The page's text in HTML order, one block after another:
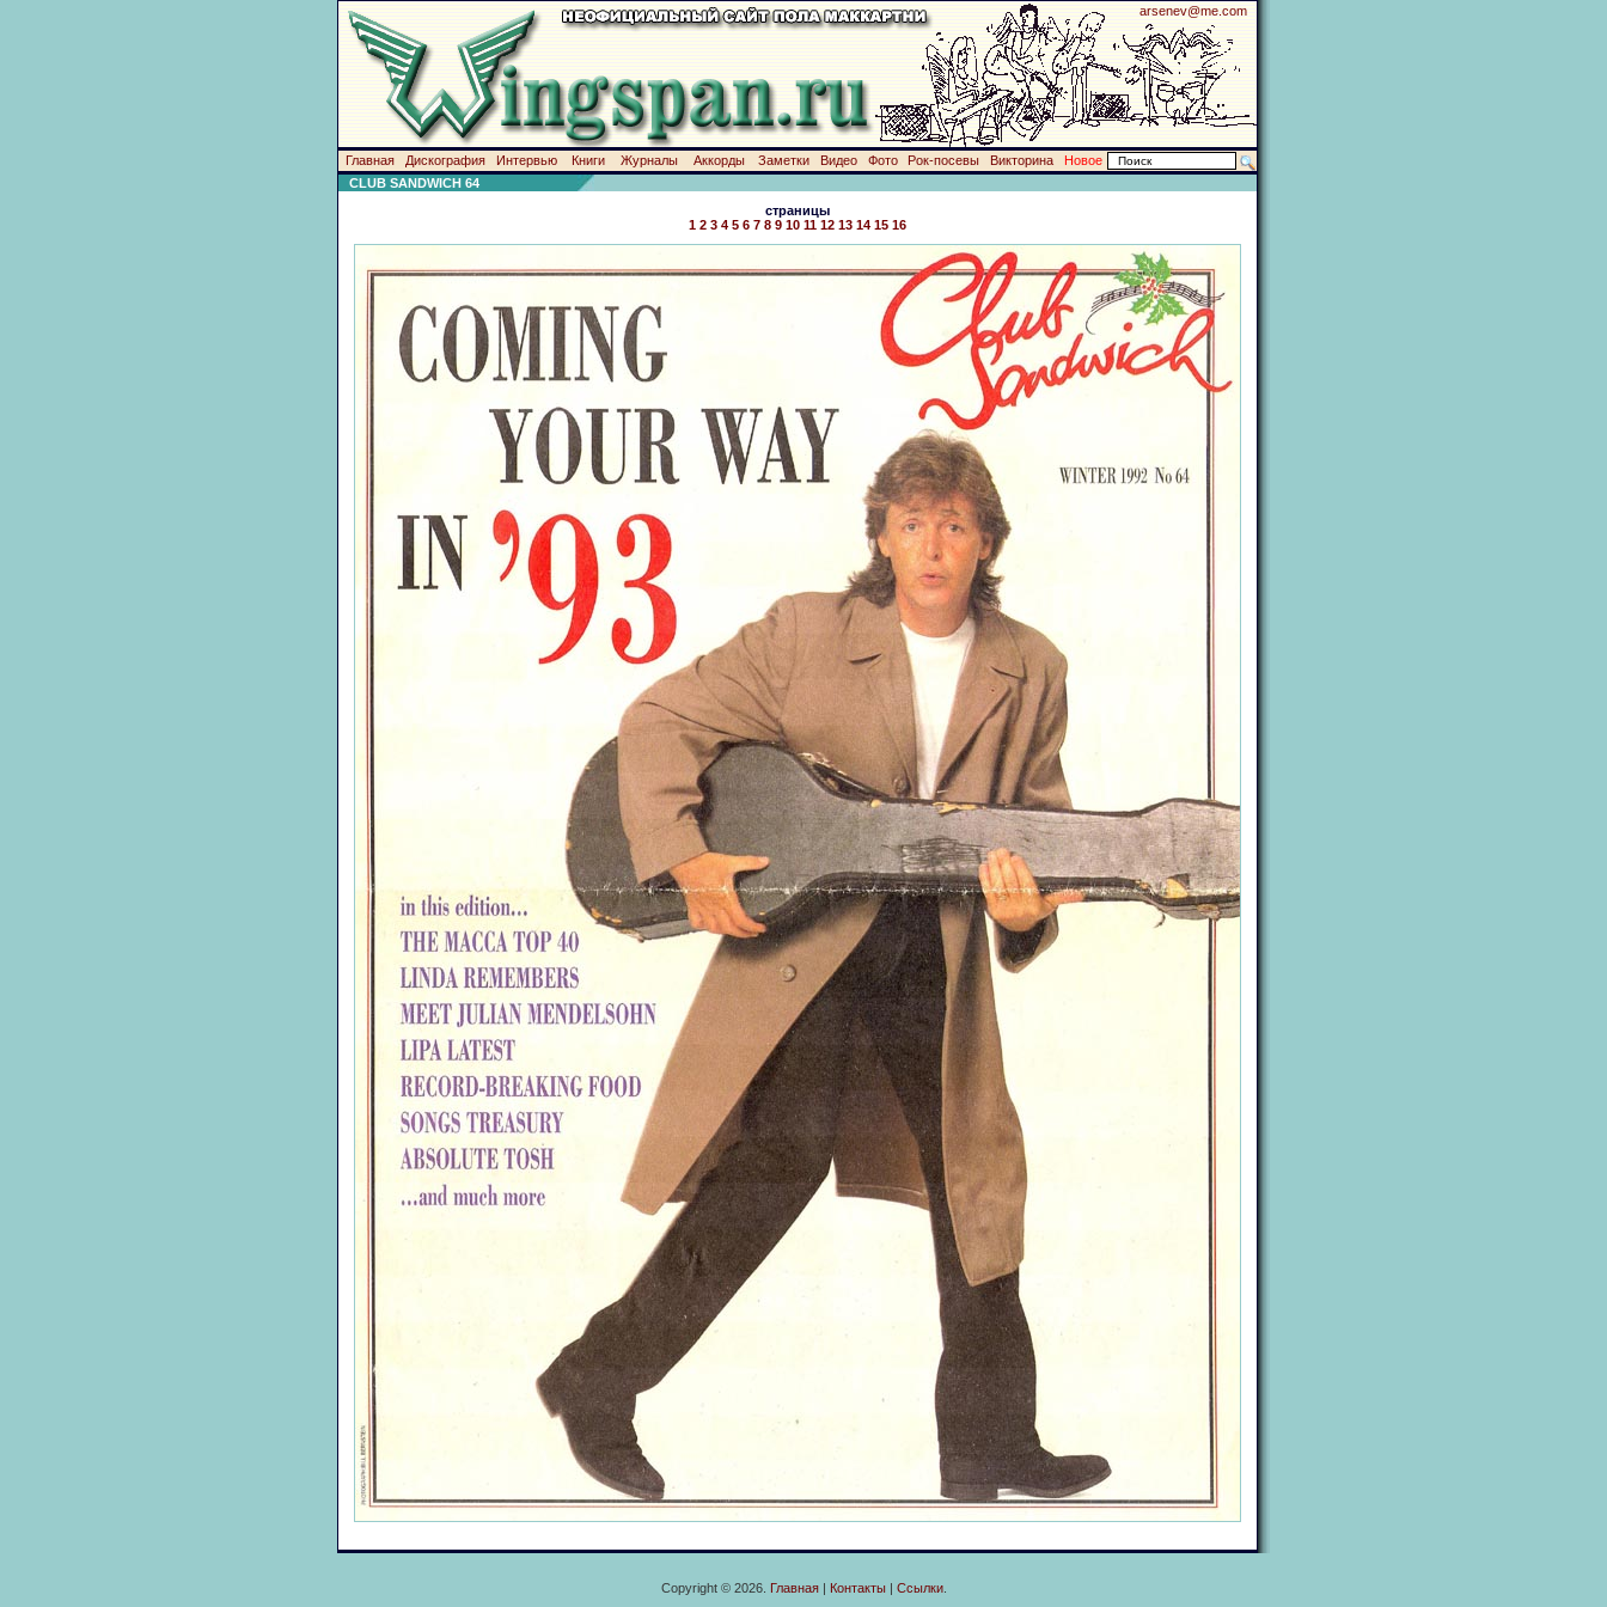
arsenev@me.com
Главная Дискография Интервью Книги Журналы Аккорды Заметки Видео Фото Рок-посевы Викторина
Новое
CLUB SANDWICH 64
страницы
1 2 3 4 5 6 7 8 9 10 11 12 13 14 15 16
Copyright © 2026. Главная| Контакты| Ссылки.